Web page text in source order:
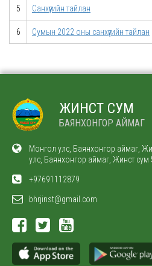
5 Санхүүгийн тайлан
6 Сумын 2022 оны санхүүгийн тайлан
ЖИНСТ СУМ
БАЯНХОНГОР АЙМАГ
Монгол улс, Баянхонгор аймаг,
улс, Баянхонгор аймаг, Жинст сум
+97691112879
bhrjinst@gmail.com